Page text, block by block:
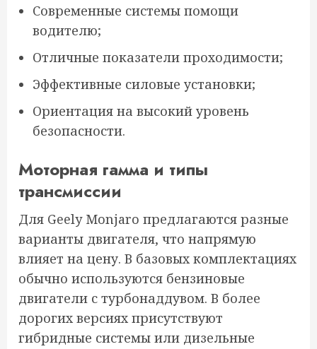
Современные системы помощи
водителю;
Отличные показатели проходимости;
Эффективные силовые установки;
Ориентация на высокий уровень
безопасности.
Моторная гамма и типы
трансмиссии
Для Geely Monjaro предлагаются разные
варианты двигателя, что напрямую
влияет на цену. В базовых комплектациях
обычно используются бензиновые
двигатели с турбонаддувом. В более
дорогих версиях присутствуют
гибридные системы или дизельные